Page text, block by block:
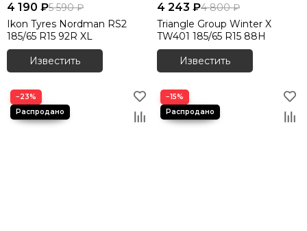
4 190 ₽5 590 ₽
Ikon Tyres Nordman RS2
185/65 R15 92R XL
Известить
4 243 ₽4 800 ₽
Triangle Group Winter X
TW401 185/65 R15 88H
Известить
−23% −15%